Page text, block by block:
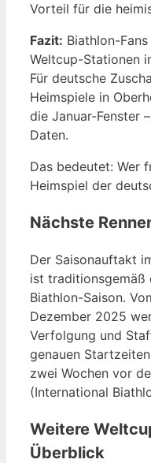
Vorteil für die
Fazit: Biathlon-
Weltcup-Stationen
Für deutsche
Heimspiele in
die Januar-Fenster
Daten.
Das bedeutet: Wer
Heimspiel der
Nächste
Der Saisonauftakt
ist traditionsgemäß
Biathlon-Saison.
Dezember 2025
Verfolgung und
genauen
zwei Wochen vor
(International
Weitere
Überblick